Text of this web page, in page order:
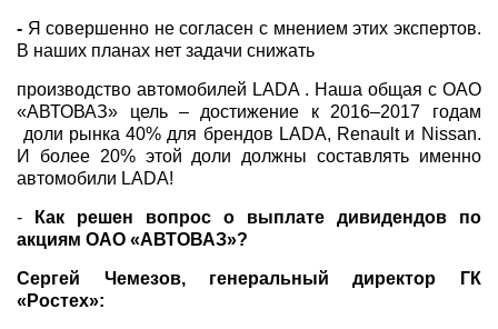
- Я совершенно не согласен с мнением этих экспертов.
В наших планах нет задачи снижать
производство автомобилей LADA . Наша общая с ОАО
«АВТОВАЗ» цель – достижение к 2016–2017 годам
доли рынка 40% для брендов LADA, Renault и Nissan.
И более 20% этой доли должны составлять именно
автомобили LADA!
-
Как решен вопрос о выплате дивидендов по
акциям ОАО «АВТОВАЗ»?
Сергей Чемезов, генеральный директор ГК
«Ростех»: